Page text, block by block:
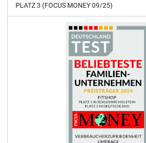
PLATZ 3 (FOCUS MONEY 09/25)